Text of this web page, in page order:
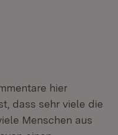
hier
dass sehr viele die
Menschen aus